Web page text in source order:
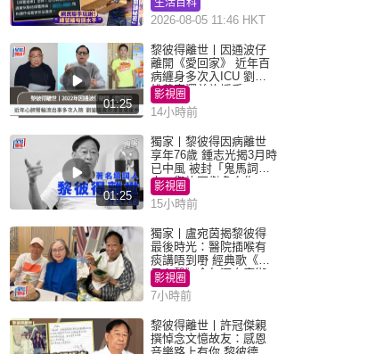
生活百科
2026-08-05 11:46 HKT
01:25
黎彼得離世丨因通波仔
離開《愛回家》 近年百
病纏身多次入ICU 劉鑾
雄黃宗澤曾施援手
影視圈
14小時前
01:25
獨家丨黎彼得因病離世
享年76歲 鍾志光揭3月時
已中風 被封「鬼馬詞
人」與許冠傑多合作
影視圈
15小時前
獨家丨盧宛茵揭黎彼得
最後時光：醫院插喉有
痰講唔到嘢 經典歌《浪
子心聲》金句源自廟街
睇相佬
影視圈
7小時前
黎彼得離世丨許冠傑親
撰悼念文憶故友：感恩